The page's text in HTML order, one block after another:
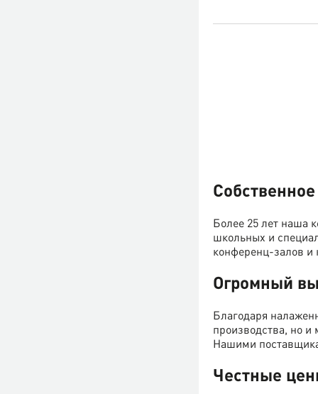
Более 25 лет наша
школьных и
конференц-залов и
Огромный
Благодаря
производства, но и
Нашими
Честные